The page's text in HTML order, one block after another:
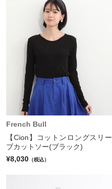
French Bull
【Cion】コットンロングスリー
ブカットソー(ブラック)
¥8,030 （税込）